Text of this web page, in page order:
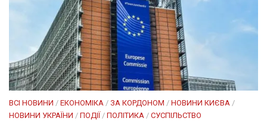
ВСІ НОВИНИ / ЕКОНОМІКА / ЗА КОРДОНОМ / НОВИНИ КИЄВА /
НОВИНИ УКРАЇНИ / ПОДІЇ / ПОЛІТИКА / СУСПІЛЬСТВО